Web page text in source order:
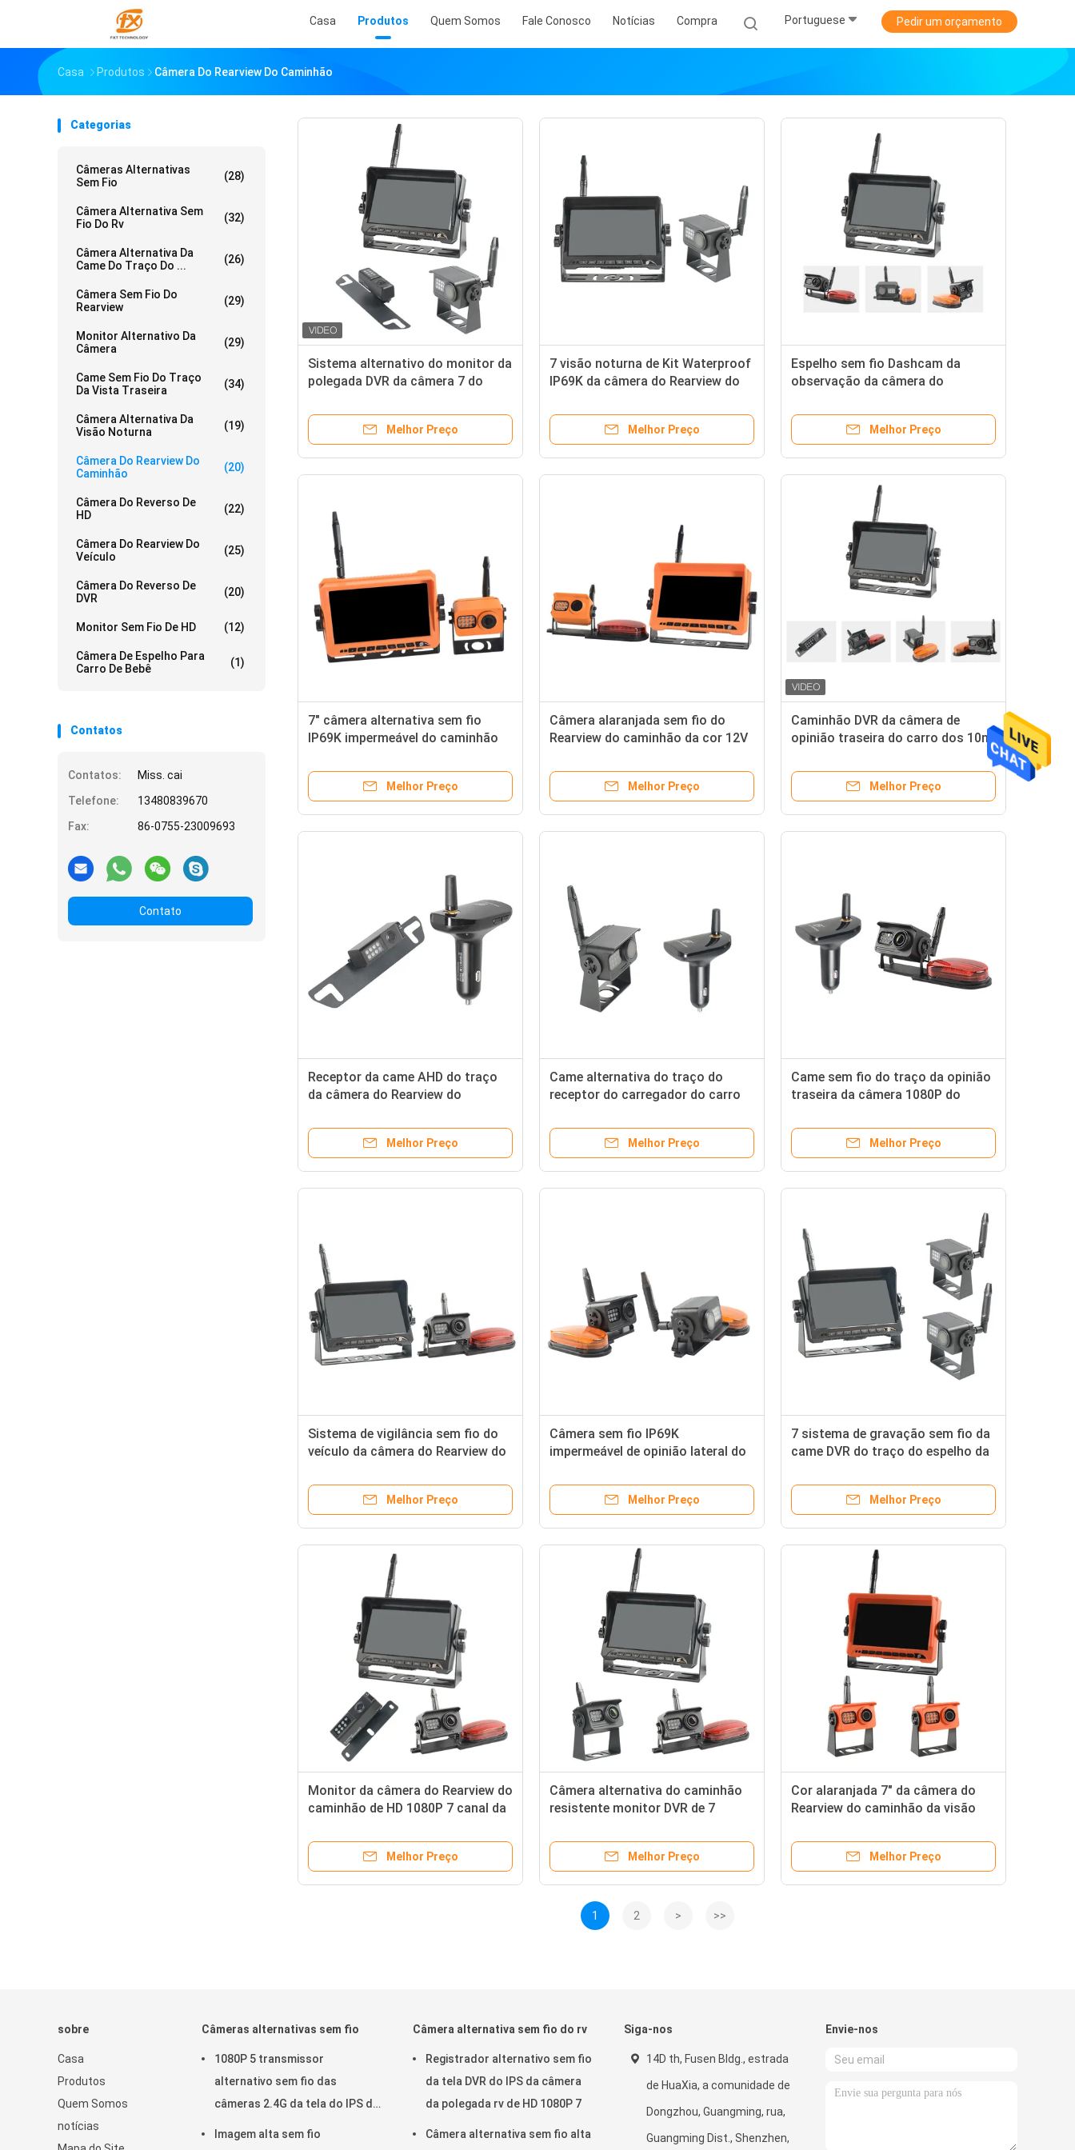
Casa Produtos Quem Somos Fale Conosco Notícias Compra Portuguese Pedir um orçamento
Casa Produtos Câmera Do Rearview Do Caminhão
Categorias
Câmeras Alternativas
Sem Fio
(28)
Câmera Alternativa Sem
Fio Do Rv
(32)
Câmera Alternativa Da
Came Do Traço Do ...
(26)
Câmera Sem Fio Do
Rearview
(29)
Monitor Alternativo Da
Câmera
(29)
Came Sem Fio Do Traço
Da Vista Traseira
(34)
Câmera Alternativa Da
Visão Noturna
(19)
Câmera Do Rearview Do
Caminhão
(20)
Câmera Do Reverso De
HD
(22)
Câmera Do Rearview Do
Veículo
(25)
Câmera Do Reverso De
DVR
(20)
Monitor Sem Fio De HD (12)
Câmera De Espelho Para
Carro De Bebê
(1)
Contatos
Contatos:
Miss. cai
Telefone:
13480839670
Fax:
86-0755-23009693
Contato
Sistema alternativo do monitor da
polegada DVR da câmera 7 do
1080P
Melhor Preço
7 visão noturna de Kit Waterproof
IP69K da câmera do Rearview do
Melhor Preço
Espelho sem fio Dashcam da
observação da câmera do
Melhor Preço
7" câmera alternativa sem fio
IP69K impermeável do caminhão
Melhor Preço
Câmera alaranjada sem fio do
Rearview do caminhão da cor 12V
Melhor Preço
Caminhão DVR da câmera de
opinião traseira do carro dos 10m
polegada
Melhor Preço
Receptor da came AHD do traço
da câmera do Rearview do
984ft
Melhor Preço
Came alternativa do traço do
receptor do carregador do carro
Melhor Preço
Came sem fio do traço da opinião
traseira da câmera 1080P do
Melhor Preço
Sistema de vigilância sem fio do
veículo da câmera do Rearview do
Melhor Preço
Câmera sem fio IP69K
impermeável de opinião lateral do
Melhor Preço
7 sistema de gravação sem fio da
came DVR do traço do espelho da
Melhor Preço
Monitor da câmera do Rearview do
caminhão de HD 1080P 7 canal da
Melhor Preço
Câmera alternativa do caminhão
resistente monitor DVR de 7
Melhor Preço
Cor alaranjada 7" da câmera do
Rearview do caminhão da visão
Melhor Preço
1 2 > >>
sobre
Casa
Produtos
Quem Somos
notícias
Câmeras alternativas sem fio
1080P 5 transmissor
alternativo sem fio das
câmeras 2.4G da tela do IPS da
Imagem alta sem fio
Câmera alternativa sem fio do rv
Registrador alternativo sem fio
da tela DVR do IPS da câmera
da polegada rv de HD 1080P 7
Câmera alternativa sem fio alta
Siga-nos
14D th, Fusen Bldg., estrada
de HuaXia, a comunidade de
Dongzhou, Guangming, rua,
Guangming Dist., Shenzhen,
Envie-nos